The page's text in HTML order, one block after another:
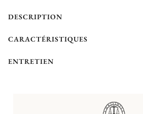
DESCRIPTION
CARACTÉRISTIQUES
ENTRETIEN